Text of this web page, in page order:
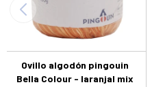
Ovillo algodón pingouin
Bella Colour - laranjal mix